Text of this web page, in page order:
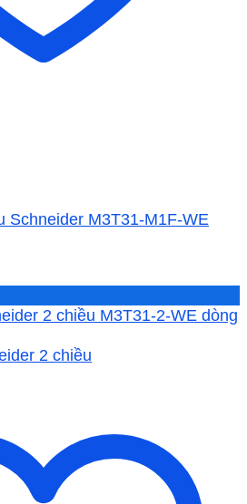
Schneider M3T31-M1F-WE